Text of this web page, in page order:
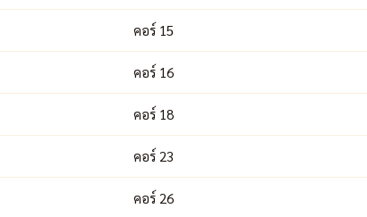
คอร์ 15
คอร์ 16
คอร์ 18
คอร์ 23
คอร์ 26